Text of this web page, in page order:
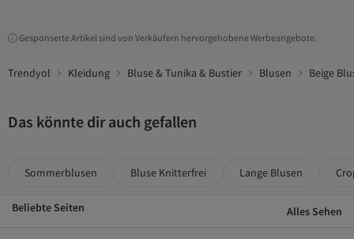
Gesponserte Artikel sind von Verkäufern hervorgehobene Werbeangebote.
Trendyol Kleidung Bluse & Tunika & Bustier Blusen Beige
Das könnte dir auch gefallen
Sommerblusen Bluse Knitterfrei Lange Blusen
Beliebte Seiten Alles Sehen